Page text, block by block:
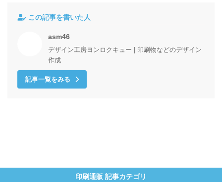
この記事を書いた人
asm46
デザイン工房ヨンロクキュー | 印刷物などのデザイン
作成
記事一覧をみる
印刷通販 記事カテゴリ